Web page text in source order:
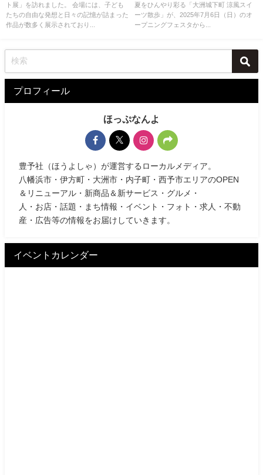
ト展」を訪れました。 会場には、子ども
たちの自由な発想と日々の記憶が詰まった
作品が数多く展示されており...
夏をひんやり彩る「大洲城下町 涼風スイ
ーツ散歩」が、2025年7月6日（日）のオ
ープニングフェスタから...
プロフィール
ほっぷなんよ
豊予社（ほうよしゃ）が運営するローカルメディア。
八幡浜市・伊方町・大洲市・内子町・西予市エリアのOPEN
＆リニューアル・新商品＆新サービス・グルメ・
人・お店・話題・まち情報・イベント・フォト・求人・不動
産・広告等の情報をお届けしていきます。
イベントカレンダー